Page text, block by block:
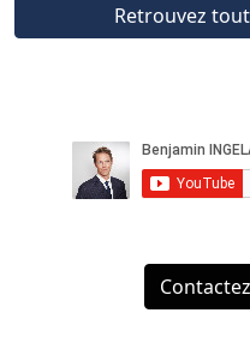
Retrouvez